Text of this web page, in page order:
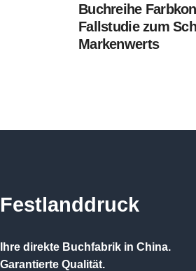
Buchreihe
Fallstudie zum
Markenwerts
Festlanddruck
Ihre direkte Buchfabrik in China.
Garantierte Qualität.